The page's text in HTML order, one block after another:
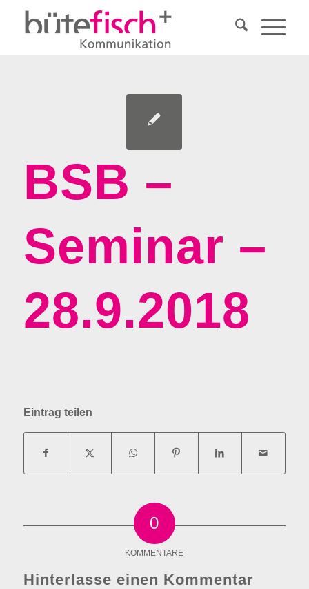
BSB –
Seminar –
28.9.2018
Eintrag teilen
0
KOMMENTARE
Hinterlasse einen Kommentar